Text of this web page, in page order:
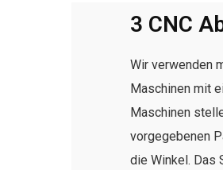
3 CNC
Wir verwenden
Maschinen mit
Maschinen
vorgegebenen
die Winkel. Das